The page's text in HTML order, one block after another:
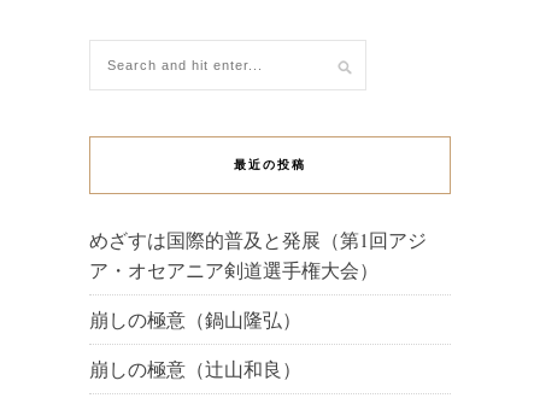
最近の投稿
めざすは国際的普及と発展（第1回アジ
ア・オセアニア剣道選手権大会）
崩しの極意（鍋山隆弘）
崩しの極意（辻山和良）